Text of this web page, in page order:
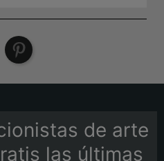
de arte
las últimas